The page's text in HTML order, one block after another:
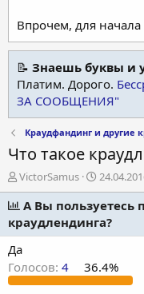
Впрочем, для
📝 Знаешь буквы и
Платим. Дорого.
ЗА СООБЩЕНИЯ"
Краудфандинг и другие
Что такое
А
в
о
р
т
е
м
VictorSamus
Д
а
т
а
н
ч
а
А Вы
краудлендинга?
Да
Голосов: 4 36.4%